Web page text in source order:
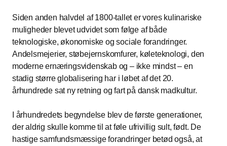
Siden anden halvdel af 1800-tallet er vores kulinariske
muligheder blevet udvidet som følge af både
teknologiske, økonomiske og sociale forandringer.
Andelsmejerier, støbejernskomfurer, køleteknologi, den
moderne ernæringsvidenskab og – ikke mindst – en
stadig større globalisering har i løbet af det 20.
århundrede sat ny retning og fart på dansk madkultur.
I århundredets begyndelse blev de første generationer,
der aldrig skulle komme til at føle ufrivillig sult, født. De
hastige samfundsmæssige forandringer betød også, at